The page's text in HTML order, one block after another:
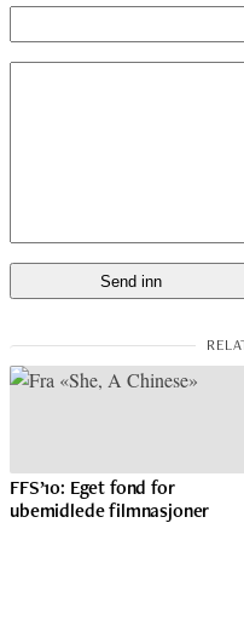
FFS’10: Eget fond for
ubemidlede filmnasjoner